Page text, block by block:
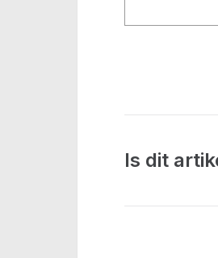
Is dit